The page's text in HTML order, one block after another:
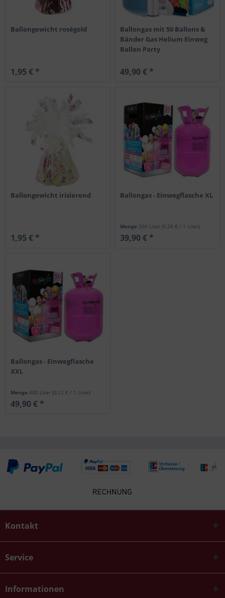
Ballongewicht roségold
1,95 € *
Ballongas mit 50 Ballons &
Bänder Gas Helium Einweg
Ballon Party
49,90 € *
Ballongewicht irisierend
1,95 € *
Ballongas - Einwegflasche XL
Menge 200 Liter(0,20 € / 1 Liter)
39,90 € *
Ballongas - Einwegflasche
XXL
Menge400 Liter(0,12 € / 1 Liter)
49,90 € *
Kontakt
Service
Informationen